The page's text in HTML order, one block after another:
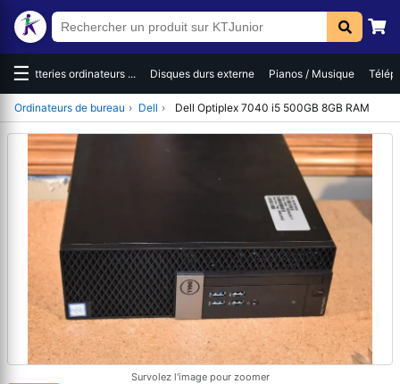
☰Batteries ordinateurs ... Disques durs externe Pianos / Musique
Ordinateurs de bureau › Dell › Dell Optiplex 7040 i5 500GB 8GB RAM
Survolez l'image pour zoomer